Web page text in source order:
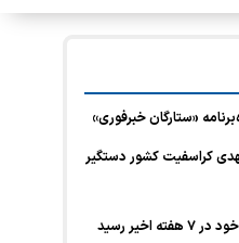
«ستارگان خبرفوری»
کراسفیت کشور دستگیر
رسید